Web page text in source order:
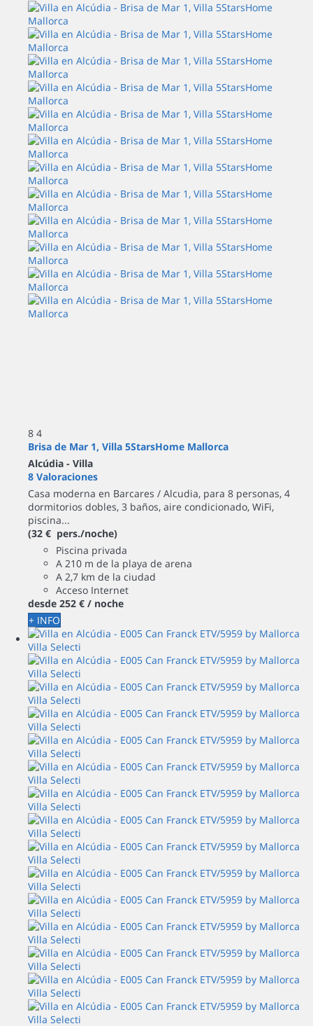
8 4
Brisa de Mar 1, Villa 5StarsHome Mallorca
Alcúdia - Villa
8 Valoraciones
Casa moderna en Barcares / Alcudia, para 8 personas, 4
dormitorios dobles, 3 baños, aire condicionado, WiFi,
piscina...
(32 € pers./noche)
Piscina privada
A 210 m de la playa de arena
A 2,7 km de la ciudad
Acceso Internet
desde 252 € / noche
+ INFO